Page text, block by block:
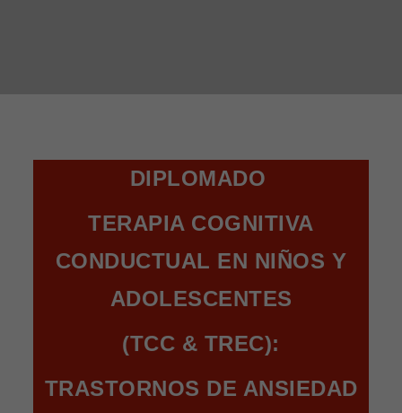
DIPLOMADO
TERAPIA COGNITIVA
CONDUCTUAL EN NIÑOS Y
ADOLESCENTES
(TCC & TREC):
TRASTORNOS DE ANSIEDAD